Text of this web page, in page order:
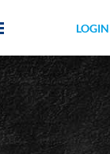
LOGIN